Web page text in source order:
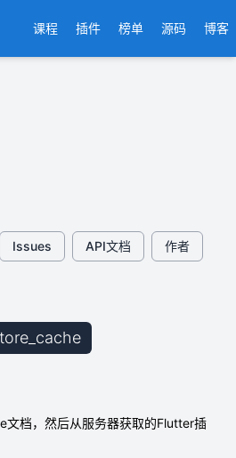
课程 插件 榜单 源码 博客
Issues API文档 作者
文档，然后从服务器获取的Flutter插